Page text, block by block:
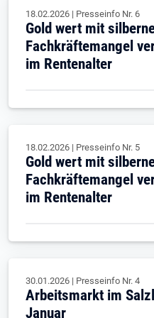
18.02.2026 | Presseinfo Nr. 6
Gold wert mit
Fachkräftemangel
im Rentenalter
18.02.2026 | Presseinfo Nr. 5
Gold wert mit
Fachkräftemangel
im Rentenalter
30.01.2026 | Presseinfo Nr. 4
Arbeitsmarkt im
Januar